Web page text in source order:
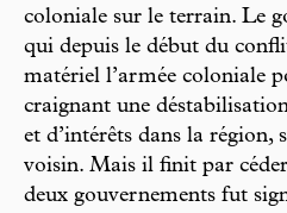
coloniale sur le terrain. Le
qui depuis le début du
matériel l’armée coloniale
craignant une
et d’intérêts dans la région,
voisin. Mais il finit par
deux gouvernements fut